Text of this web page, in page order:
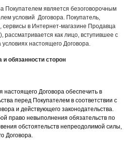
Покупателем является безоговорочным
условий Договора. Покупатель,
сервисы в Интернет-магазине Продавца
как лицо, вступившее с
настоящего Договора.
обязанности сторон
Договора обеспечить в
перед Покупателем в соответствии с
и действующего законодательства.
право невыполнения обязательств по
обстоятельств непреодолимой силы,
Договора.